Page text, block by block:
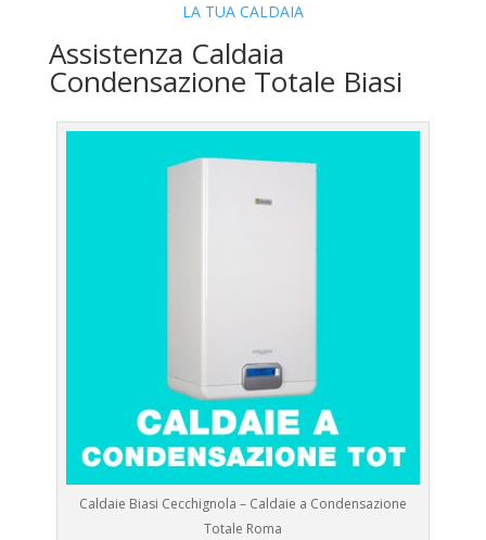
LA TUA CALDAIA
Assistenza Caldaia
Condensazione Totale Biasi
Caldaie Biasi Cecchignola – Caldaie a Condensazione
Totale Roma